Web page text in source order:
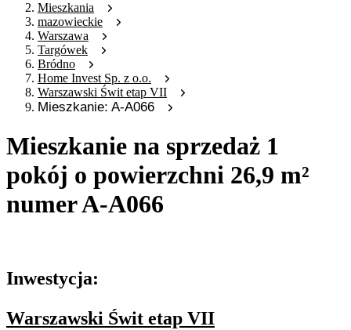
Mieszkania
mazowieckie
Warszawa
Targówek
Bródno
Home Invest Sp. z o.o.
Warszawski Świt etap VII
Mieszkanie: A-A066
Mieszkanie na sprzedaż 1
pokój o powierzchni 26,9 m²
numer A-A066
Inwestycja:
Warszawski Świt etap VII